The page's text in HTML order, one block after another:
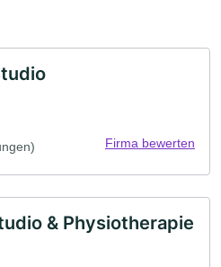
Firma bewerten
& Physiotherapie